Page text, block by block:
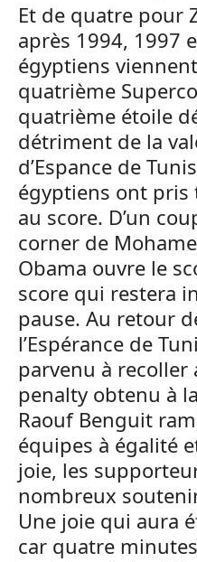
Et de quatre pour
après 1994, 1997
égyptiens
quatrième
quatrième étoile
détriment de la
d’Espance de
égyptiens ont pris
au score. D’un
corner de
Obama ouvre le
score qui restera
pause. Au retour
l’Espérance de
parvenu à recoller
penalty obtenu à
Raouf Benguit
équipes à égalité
joie, les
nombreux
Une joie qui aura
car quatre